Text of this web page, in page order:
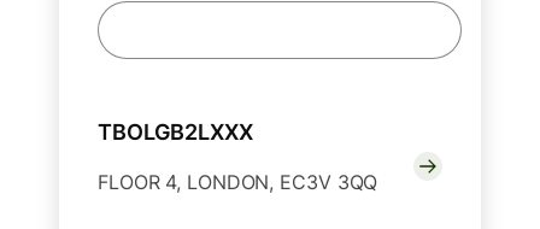
TBOLGB2LXXX
FLOOR 4, LONDON, EC3V 3QQ